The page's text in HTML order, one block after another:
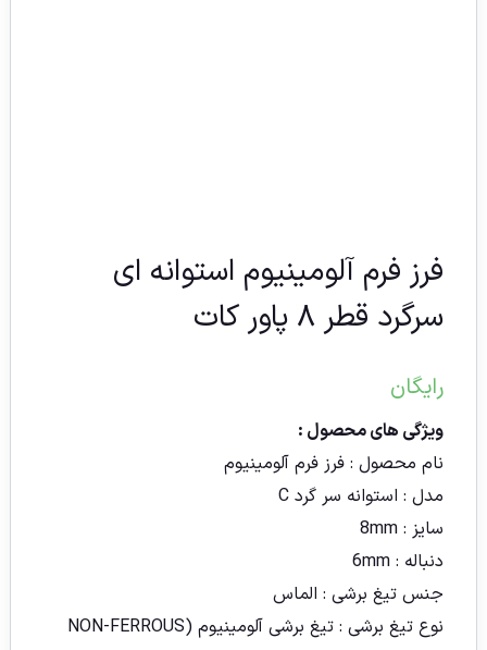
فرز فرم آلومینیوم استوانه ای
سرگرد قطر ۸ پاور کات
رایگان
ویژگی های محصول :
نام محصول : فرز فرم آلومینیوم
مدل : استوانه سر گرد C
سایز : 8mm
دنباله : 6mm
جنس تیغ برشی : الماس
نوع تیغ برشی : تیغ برشی آلومینیوم (NON-FERROUS